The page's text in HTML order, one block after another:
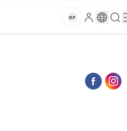
마
로
그
구
글
검
색